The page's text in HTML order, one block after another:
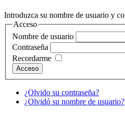
Introduzca su nombre de usuario y
Acceso
Nombre de usuario
Contraseña
Recordarme
¿Olvido su contraseña?
¿Olvidó su nombre de usuario?